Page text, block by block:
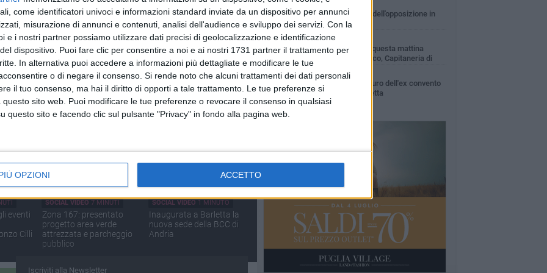
come identificatori univoci e informazioni standard inviate da un dispositivo per annunci
misurazione di annunci e contenuti, analisi dell'audience e sviluppo dei servizi. Con la
e i nostri partner possiamo utilizzare dati precisi di geolocalizzazione e identificazione
dispositivo. Puoi fare clic per consentire a noi e ai nostri 1731 partner il trattamento per
In alternativa puoi accedere a informazioni più dettagliate e modificare le tue
o di negare il consenso. Si rende noto che alcuni trattamenti dei dati personali
il tuo consenso, ma hai il diritto di opporti a tale trattamento. Le tue preferenze si
sito web. Puoi modificare le tue preferenze o revocare il consenso in qualsiasi
questo sito e facendo clic sul pulsante "Privacy" in fondo alla pagina web.
OPZIONI ACCETTO
a
SOCIAL VIDEO 6 MINUTI
Beach sprint, presentati i
campionati italiani 2026
SOCIAL VIDEO2 MINUTI
Presentazione della prima
edizione di "Notte d'opera
al Castello"
eventi
Cilli
SOCIAL VIDEO 7 MINUTI
Zona 167: presentato
progetto area verde
attrezzata e parcheggio
pubblico
SOCIAL VIDEO 1 MINUTO
Inaugurata a Barletta la
nuova sede della BCC di
Andria
Iscriviti alla Newsletter
5 MINUTI
Crisi politica il quadro dell'opposizione in
conferenza stampa
5 MINUTI
Emergenza canale H: questa mattina
sopralluogo con sindaco, Capitaneria di
Porto e Aqp7 MINUTI
Iniziati i lavori di restauro dell'ex convento
di Sant'Andrea di Barletta